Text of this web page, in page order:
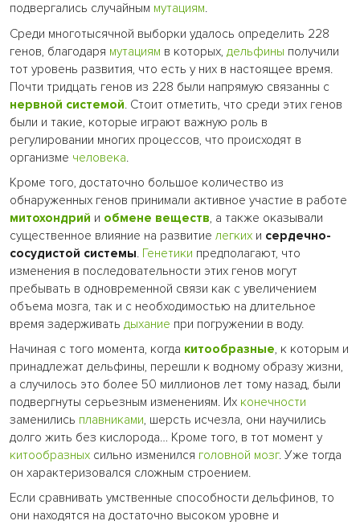
подвергались случайным мутациям.
Среди многотысячной выборки удалось определить 228
генов, благодаря мутациям в которых, дельфины получили
тот уровень развития, что есть у них в настоящее время.
Почти тридцать генов из 228 были напрямую связанны с
нервной системой. Стоит отметить, что среди этих генов
были и такие, которые играют важную роль в
регулировании многих процессов, что происходят в
организме человека.
Кроме того, достаточно большое количество из
обнаруженных генов принимали активное участие в работе
митохондрий и обмене веществ, а также оказывали
существенное влияние на развитие легких и сердечно-
сосудистой системы. Генетики предполагают, что
изменения в последовательности этих генов могут
пребывать в одновременной связи как с увеличением
объема мозга, так и с необходимостью на длительное
время задерживать дыхание при погружении в воду.
Начиная с того момента, когда китообразные, к которым и
принадлежат дельфины, перешли к водному образу жизни,
а случилось это более 50 миллионов лет тому назад, были
подвергнуты серьезным изменениям. Их конечности
заменились плавниками, шерсть исчезла, они научились
долго жить без кислорода… Кроме того, в тот момент у
китообразных сильно изменился головной мозг. Уже тогда
он характеризовался сложным строением.
Если сравнивать умственные способности дельфинов, то
они находятся на достаточно высоком уровне и